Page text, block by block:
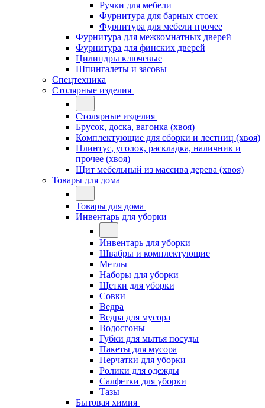
Ручки для мебели
Фурнитура для барных стоек
Фурнитура для мебели прочее
Фурнитура для межкомнатных дверей
Фурнитура для финских дверей
Цилиндры ключевые
Шпингалеты и засовы
Спецтехника
Столярные изделия
Столярные изделия
Брусок, доска, вагонка (хвоя)
Комплектующие для сборки и лестниц (хвоя)
Плинтус, уголок, раскладка, наличник и
прочее (хвоя)
Щит мебельный из массива дерева (хвоя)
Товары для дома
Товары для дома
Инвентарь для уборки
Инвентарь для уборки
Швабры и комплектующие
Метлы
Наборы для уборки
Щетки для уборки
Совки
Ведра
Ведра для мусора
Водосгоны
Губки для мытья посуды
Пакеты для мусора
Перчатки для уборки
Ролики для одежды
Салфетки для уборки
Тазы
Бытовая химия